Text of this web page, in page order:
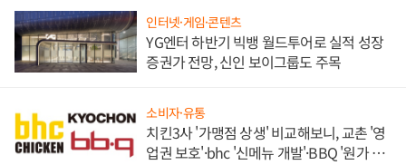
인터넷·게임·콘텐츠
YG엔터 하반기 빅뱅 월드투어로 실적 성장
증권가 전망, 신인 보이그룹도 주목
소비자·유통
치킨3사 '가맹점 상생' 비교해보니, 교촌 '영
업권 보호'·bhc '신메뉴 개발'·BBQ '원가 부